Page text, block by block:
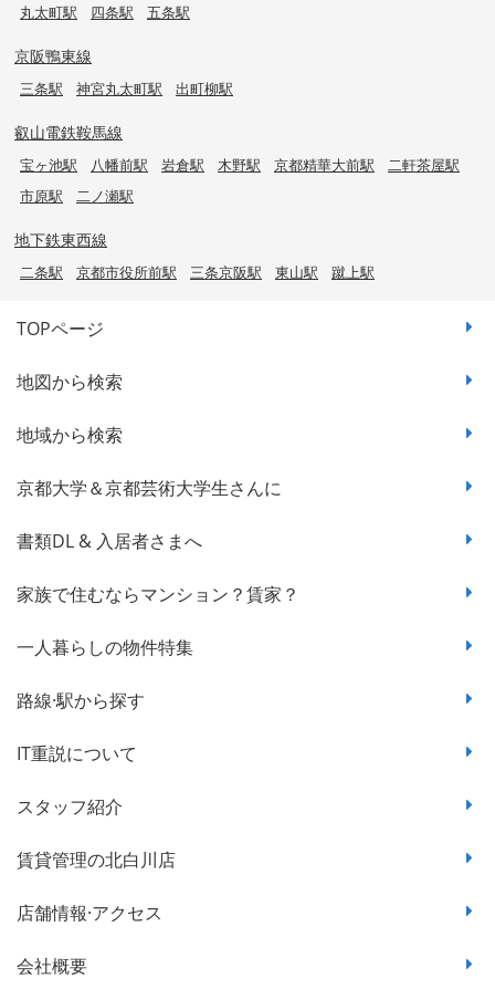
丸太町駅
四条駅 五条駅
京阪鴨東線
三条駅 神宮丸太町駅 出町柳駅
叡山電鉄鞍馬線
宝ヶ池駅 八幡前駅 岩倉駅 木野駅 京都精華大前駅
二軒茶屋駅
市原駅
二ノ瀬駅
地下鉄東西線
二条駅 京都市役所前駅 三条京阪駅 東山駅 蹴上駅
TOPページ
地図から検索
地域から検索
京都大学＆京都芸術大学生さんに
書類DL & 入居者さまへ
家族で住むならマンション？賃家？
一人暮らしの物件特集
路線·駅から探す
IT重説について
スタッフ紹介
賃貸管理の北白川店
店舗情報·アクセス
会社概要